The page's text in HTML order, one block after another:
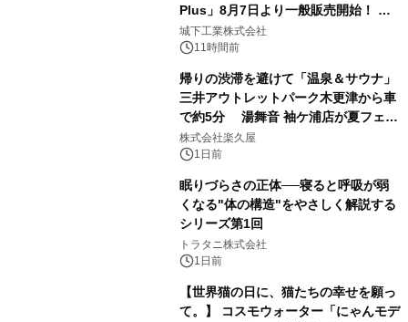
Plus」8月7日より一般販売開始！ ケ
ーブル1本つなぐだけ、テレビの音が
ぐっと豊かに
城下工業株式会社
11時間前
帰りの渋滞を避けて「温泉＆サウナ」
三井アウトレットパーク木更津から車
で約5分 湯舞音 袖ケ浦店が夏フェア
メニューを提供
株式会社楽久屋
1日前
眠りづらさの正体──寝ると呼吸が弱
くなる"体の構造"をやさしく解説する
シリーズ第1回
トラタニ株式会社
1日前
【世界猫の日に、猫たちの幸せを願っ
て。】 コスモウォーター「にゃんモデ